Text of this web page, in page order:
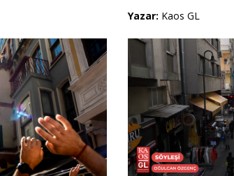
Yazar: Kaos GL